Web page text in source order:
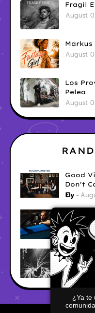
¿Ya te
Fragil
August
August
Los
Pelea
August
Good
Don't
Ely
Ely
Ely